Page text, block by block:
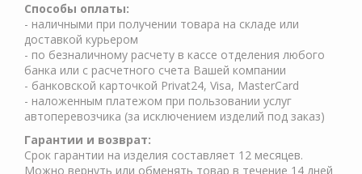
Способы оплаты:
- наличными при получении товара на складе или
доставкой курьером
- по безналичному расчету в кассе отделения любого
банка или с расчетного счета Вашей компании
- банковской карточкой Privat24, Visa, MasterCard
- наложенным платежом при пользовании услуг
автоперевозчика (за исключением изделий под заказ)
Гарантии и возврат:
Срок гарантии на изделия составляет 12 месяцев.
Можно вернуть или обменять товар в течение 14 дней